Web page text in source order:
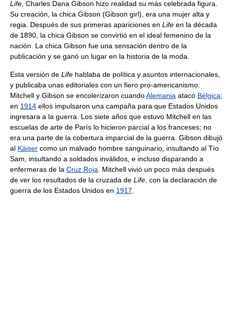
Life, Charles Dana Gibson hizo realidad su más celebrada figura.
Su creación, la chica Gibson (Gibson girl), era una mujer alta y
regia. Después de sus primeras apariciones en Life en la década
de 1890, la chica Gibson se convirtió en el ideal femenino de la
nación. La chica Gibson fue una sensación dentro de la
publicación y se ganó un lugar en la historia de la moda.
Esta versión de Life hablaba de política y asuntos internacionales,
y publicaba unas editoriales con un fiero pro-americanismo.
Mitchell y Gibson se encolerizaron cuandoAlemania atacó Bélgica;
en 1914 ellos impulsaron una campaña para que Estados Unidos
ingresara a la guerra. Los siete años que estuvo Mitchell en las
escuelas de arte de París lo hicieron parcial a los franceses; no
era una parte de la cobertura imparcial de la guerra. Gibson dibujó
al Káiser como un malvado hombre sanguinario, insultando al Tío
Sam, insultando a soldados inválidos, e incluso disparando a
enfermeras de la Cruz Roja. Mitchell vivió un poco más después
de ver los resultados de la cruzada de Life, con la declaración de
guerra de los Estados Unidos en 1917.